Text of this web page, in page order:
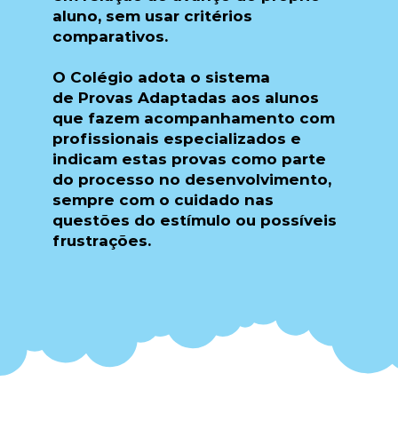
aluno, sem usar critérios
comparativos.
O Colégio adota o sistema
de Provas Adaptadas aos alunos
que fazem acompanhamento com
profissionais especializados e
indicam estas provas como parte
do processo no desenvolvimento,
sempre com o cuidado nas
questões do estímulo ou possíveis
frustrações.